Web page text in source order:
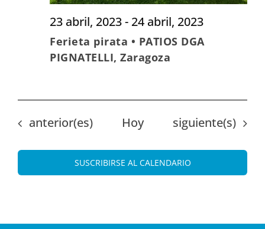
23 abril, 2023- 24 abril, 2023
Ferieta pirata • PATIOS DGA
PIGNATELLI, Zaragoza
Eventos
anterior(es) Hoy Eventos
siguiente(s)
SUSCRIBIRSE AL CALENDARIO